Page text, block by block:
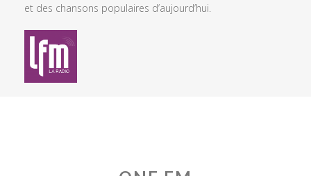
et des chansons populaires d’aujourd’hui.